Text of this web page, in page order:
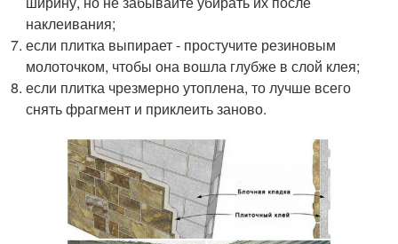
наклеивания;
если плитка выпирает - простучите резиновым
молоточком, чтобы она вошла глубже в слой клея;
если плитка чрезмерно утоплена, то лучше всего
снять фрагмент и приклеить заново.